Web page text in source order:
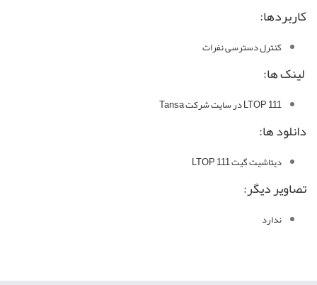
کاربردها:
کنترل دسترسی نفرات
لینک ها:
LTOP 111 در سایت شرکت Tansa
دانلود ها:
دیتاشیت گیت LTOP 111
تصاویر دیگر:
ندارد